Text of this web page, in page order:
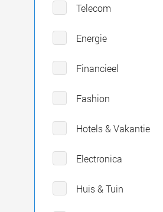
Telecom
Energie
Financieel
Fashion
Hotels & Vakantie
Electronica
Huis & Tuin